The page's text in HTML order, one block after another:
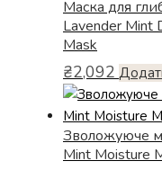
Маска для
Lavender Mint
Mask
₴2,092
Зволожуюче
Mint Moisture